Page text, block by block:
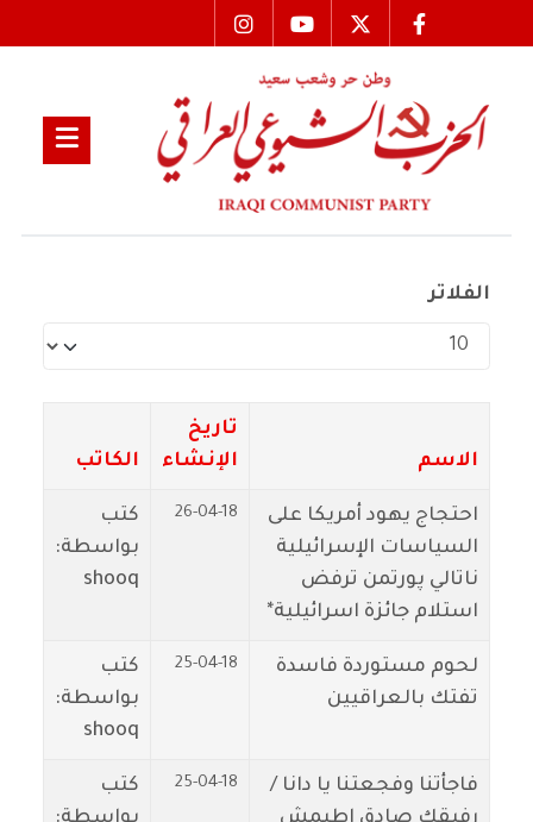
الفلاتر
عدد الإظهارات:
الاسم
تاريخ
الإنشاء
الكاتب
احتجاج يهود أمريكا على
السياسات الإسرائيلية
ناتالي پورتمن ترفض
استلام جائزة اسرائيلية*
26-04-18
كتب
بواسطة:
shooq
لحوم مستوردة فاسدة
تفتك بالعراقيين
25-04-18
كتب
بواسطة:
shooq
فاجأتنا وفجعتنا يا دانا /
25-04-18
كتب